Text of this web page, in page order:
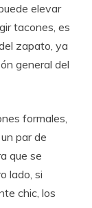
elevar
tacones, es
zapato, ya
general del
formales,
par de
que se
lado, si
chic, los